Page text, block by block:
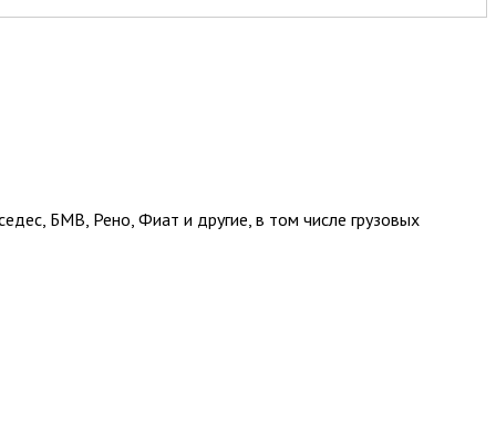
БМВ, Рено, Фиат и другие, в том числе грузовых